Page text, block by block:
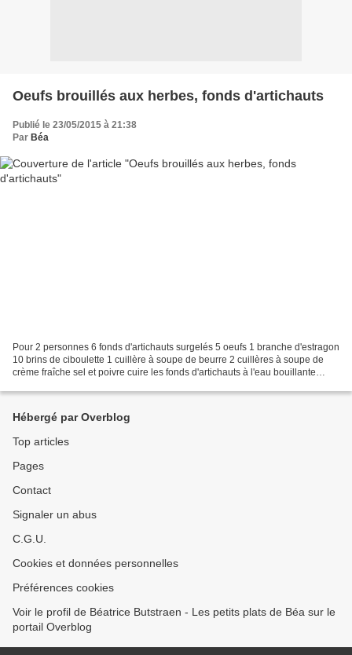
Oeufs brouillés aux herbes, fonds d'artichauts
Publié le 23/05/2015 à 21:38
Par Béa
Pour 2 personnes 6 fonds d'artichauts surgelés 5 oeufs 1 branche d'estragon
10 brins de ciboulette 1 cuillère à soupe de beurre 2 cuillères à soupe de
crème fraîche sel et poivre cuire les fonds d'artichauts à l'eau bouillante
Hébergé par Overblog
Top articles
Pages
Contact
Signaler un abus
C.G.U.
Cookies et données personnelles
Préférences cookies
Voir le profil de Béatrice Butstraen - Les petits plats de Béa sur le
portail Overblog